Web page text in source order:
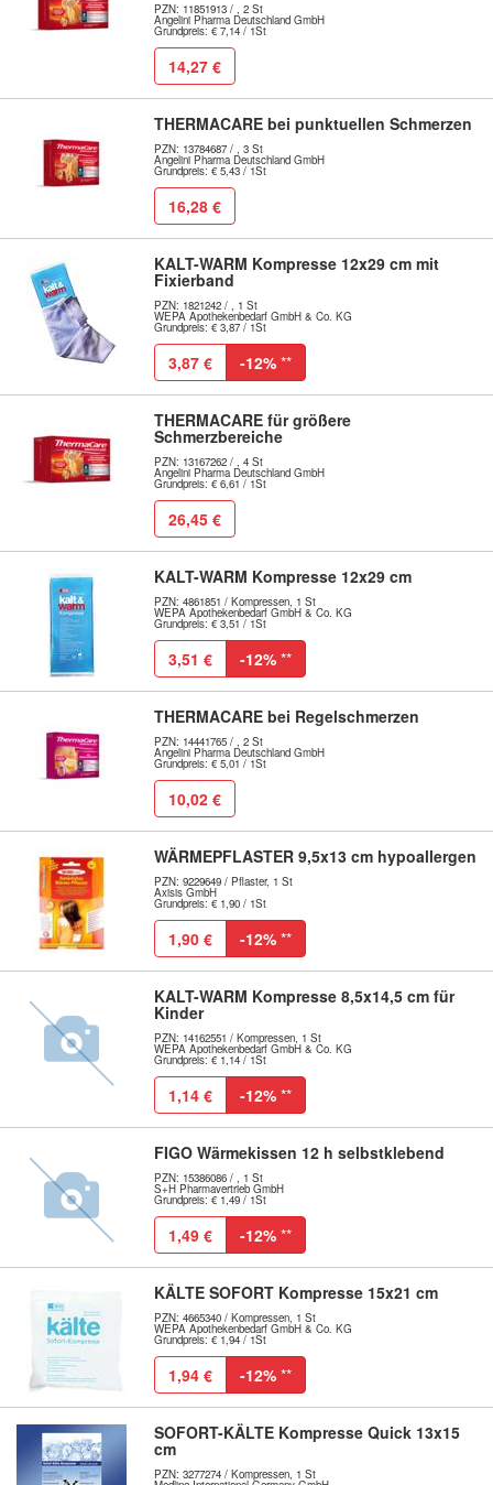
PZN: 11851913 / , 2 St
Angelini Pharma Deutschland GmbH
Grundpreis: € 7,14 / 1St
14,27 €
THERMACARE bei punktuellen Schmerzen
PZN: 13784687 / , 3 St
Angelini Pharma Deutschland GmbH
Grundpreis: € 5,43 / 1St
16,28 €
KALT-WARM Kompresse 12x29 cm mit
Fixierband
PZN: 1821242 / , 1 St
WEPA Apothekenbedarf GmbH & Co. KG
Grundpreis: € 3,87 / 1St
3,87 € -12% **
THERMACARE für größere
Schmerzbereiche
PZN: 13167262 / , 4 St
Angelini Pharma Deutschland GmbH
Grundpreis: € 6,61 / 1St
26,45 €
KALT-WARM Kompresse 12x29 cm
PZN: 4861851 / Kompressen, 1 St
WEPA Apothekenbedarf GmbH & Co. KG
Grundpreis: € 3,51 / 1St
3,51 € -12% **
THERMACARE bei Regelschmerzen
PZN: 14441765 / , 2 St
Angelini Pharma Deutschland GmbH
Grundpreis: € 5,01 / 1St
10,02 €
WÄRMEPFLASTER 9,5x13 cm hypoallergen
PZN: 9229649 / Pflaster, 1 St
Axisis GmbH
Grundpreis: € 1,90 / 1St
1,90 € -12% **
KALT-WARM Kompresse 8,5x14,5 cm für
Kinder
PZN: 14162551 / Kompressen, 1 St
WEPA Apothekenbedarf GmbH & Co. KG
Grundpreis: € 1,14 / 1St
1,14 € -12% **
FIGO Wärmekissen 12 h selbstklebend
PZN: 15386086 / , 1 St
S+H Pharmavertrieb GmbH
Grundpreis: € 1,49 / 1St
1,49 € -12% **
KÄLTE SOFORT Kompresse 15x21 cm
PZN: 4665340 / Kompressen, 1 St
WEPA Apothekenbedarf GmbH & Co. KG
Grundpreis: € 1,94 / 1St
1,94 € -12% **
SOFORT-KÄLTE Kompresse Quick 13x15
cm
PZN: 3277274 / Kompressen, 1 St